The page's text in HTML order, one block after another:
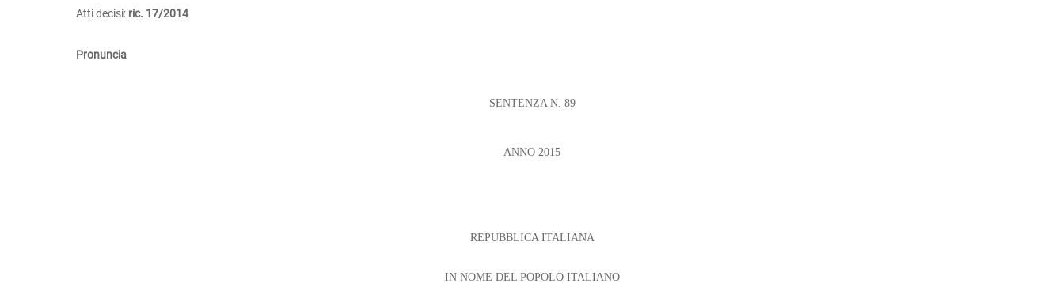
Atti decisi: ric. 17/2014
Pronuncia
SENTENZA N. 89
ANNO 2015
REPUBBLICA ITALIANA
IN NOME DEL POPOLO ITALIANO